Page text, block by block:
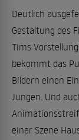
Deutlich
Gestaltung des
Tims
bekommt das
Bildern einen
Jungen. Und
einer Szene